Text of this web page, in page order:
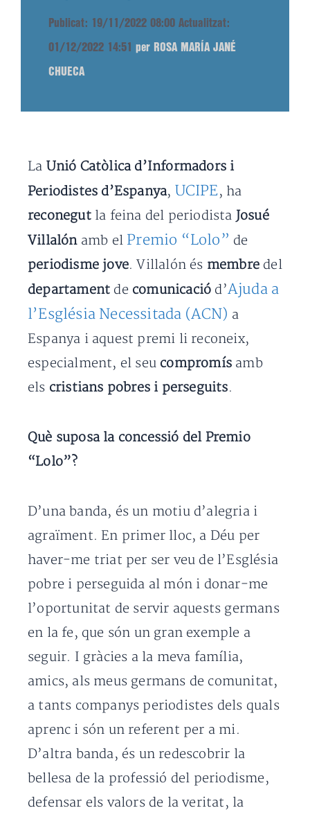
Publicat: 19/11/2022 08:00 Actualitzat:
01/12/2022 14:51 per ROSA MARÍA JANÉ
CHUECA
La Unió Catòlica d’Informadors i
Periodistes d’Espanya, UCIPE, ha
reconegut la feina del periodista Josué
Villalónamb el Premio “Lolo” de
periodisme jove. Villalón és membre del
departament de comunicació d’Ajuda a
l’Església Necessitada (ACN) a
Espanya i aquest premi li reconeix,
especialment, el seu compromís amb
els cristians pobres i perseguits.
Què suposa la concessió del Premio
“Lolo”?
D’una banda, és un motiu d’alegria i
agraïment. En primer lloc, a Déu per
haver-me triat per ser veu de l’Església
pobre i perseguida al món i donar-me
l’oportunitat de servir aquests germans
en la fe, que són un gran exemple a
seguir. I gràcies a la meva família,
amics, als meus germans de comunitat,
a tants companys periodistes dels quals
aprenc i són un referent per a mi.
D’altra banda, és un redescobrir la
bellesa de la professió del periodisme,
defensar els valors de la veritat, la